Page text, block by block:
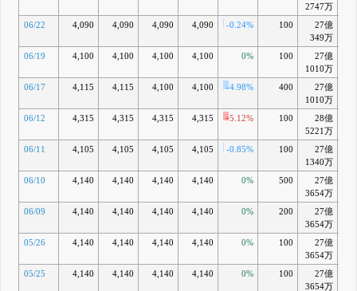
2747万
06/22
4,090 4,090 4,090 4,090 -0.24% 100
27億
349万
06/19 4,100 4,100 4,100 4,100 0% 100
27億
1010万
06/17 4,115 4,115 4,100 4,100 -4.98% 400
27億
1010万
06/12 4,315 4,315 4,315 4,315 +5.12% 100
28億
5221万
06/11 4,105 4,105 4,105 4,105 -0.85% 100
27億
1340万
06/10 4,140 4,140 4,140 4,140 0% 500
27億
3654万
06/09 4,140 4,140 4,140 4,140 0% 200
27億
3654万
05/26 4,140 4,140 4,140 4,140 0% 100
27億
3654万
05/25 4,140 4,140 4,140 4,140 0% 100
27億
3654万